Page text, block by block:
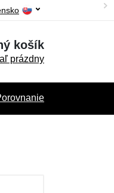
košík
prázdny